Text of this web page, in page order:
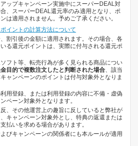
ップキャンペーン実施中にスーパーDEAL対
、スーパーDEAL還元率のみ適用となり、ポ
は適用されません。予めご了承ください。
イントの計算方法について
割引後の金額に適用されます。その場合、各
る還元ポイントは、実際に付与される還元ポ
フト等、転売行為が多く見られる商品につい
目的で複数注文したと判断された場合、該当
ャンペーンのポイントは付与対象外となりま
用登録、または利用登録の内容に不備・虚偽
ペーン対象外となります。
、その他運営上の趣旨に反していると弊社が
キャンペーン対象外とし、特典の返還または
払いを求める場合があります。
びキャンペーンの関係者にも本ルールが適用